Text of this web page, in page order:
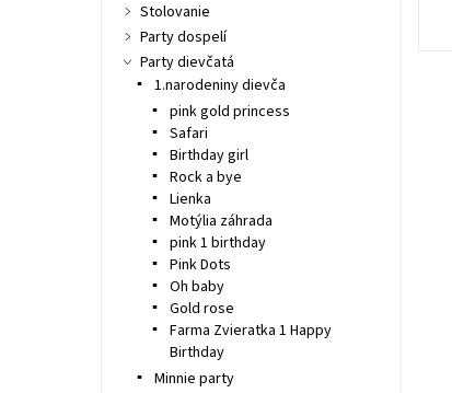
Stolovanie
Party dospelí
Party dievčatá
1.narodeniny dievča
pink gold princess
Safari
Birthday girl
Rock a bye
Lienka
Motýlia záhrada
pink 1 birthday
Pink Dots
Oh baby
Gold rose
Farma Zvieratka 1 Happy
Birthday
Minnie party